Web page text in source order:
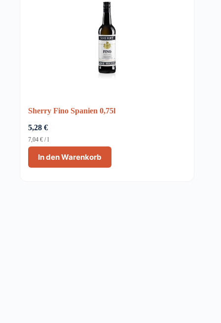
Sherry Fino Spanien 0,75l
5,28 €
In den Warenkorb
7,04 € /l